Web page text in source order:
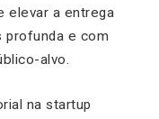
elevar a entrega
profunda e com
alvo.
na startup